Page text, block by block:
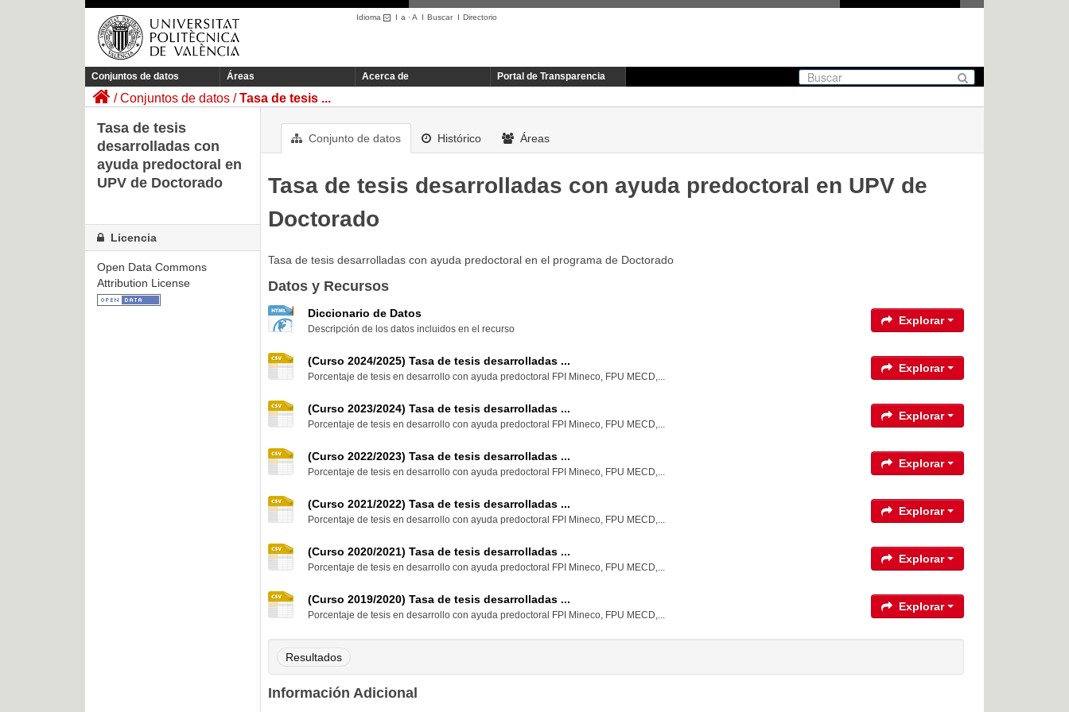
Idioma I a ·A I BuscarI Directorio
Conjuntos de datos Áreas Acerca de Portal de Transparencia
Conjuntos de datos Tasa de tesis ...
Conjunto de datos Histórico Áreas
Tasa de tesis desarrolladas con ayuda predoctoral en UPV de
Doctorado
Tasa de tesis desarrolladas con ayuda predoctoral en el programa de Doctorado
Datos y Recursos
Diccionario de Datos
Descripción de los datos incluidos en el recurso
Explorar
(Curso 2024/2025) Tasa de tesis desarrolladas ...
Porcentaje de tesis en desarrollo con ayuda predoctoral FPI Mineco, FPU MECD,...
Explorar
(Curso 2023/2024) Tasa de tesis desarrolladas ...
Porcentaje de tesis en desarrollo con ayuda predoctoral FPI Mineco, FPU MECD,...
Explorar
(Curso 2022/2023) Tasa de tesis desarrolladas ...
Porcentaje de tesis en desarrollo con ayuda predoctoral FPI Mineco, FPU MECD,...
Explorar
(Curso 2021/2022) Tasa de tesis desarrolladas ...
Porcentaje de tesis en desarrollo con ayuda predoctoral FPI Mineco, FPU MECD,...
Explorar
(Curso 2020/2021) Tasa de tesis desarrolladas ...
Porcentaje de tesis en desarrollo con ayuda predoctoral FPI Mineco, FPU MECD,...
Explorar
(Curso 2019/2020) Tasa de tesis desarrolladas ...
Porcentaje de tesis en desarrollo con ayuda predoctoral FPI Mineco, FPU MECD,...
Explorar
Resultados
Información Adicional
Tasa de tesis
desarrolladas con
ayuda predoctoral en
UPV de Doctorado
Licencia
Open Data Commons
Attribution License